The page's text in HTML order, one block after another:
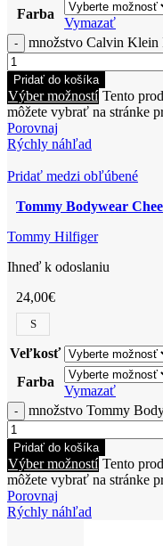
Farba
Vymazať
množstvo Calvin
Pridať do košíka
Výber možností Tento
môžete vybrať na stránke
Porovnaj
Rýchly náhľad
Pridať medzi obľúbené
Tommy Bodywear
Tommy Hilfiger
Ihneď k odoslaniu
24,00€
S
Veľkosť
Farba
Vymazať
množstvo Tommy
Pridať do košíka
Výber možností Tento
môžete vybrať na stránke
Porovnaj
Rýchly náhľad